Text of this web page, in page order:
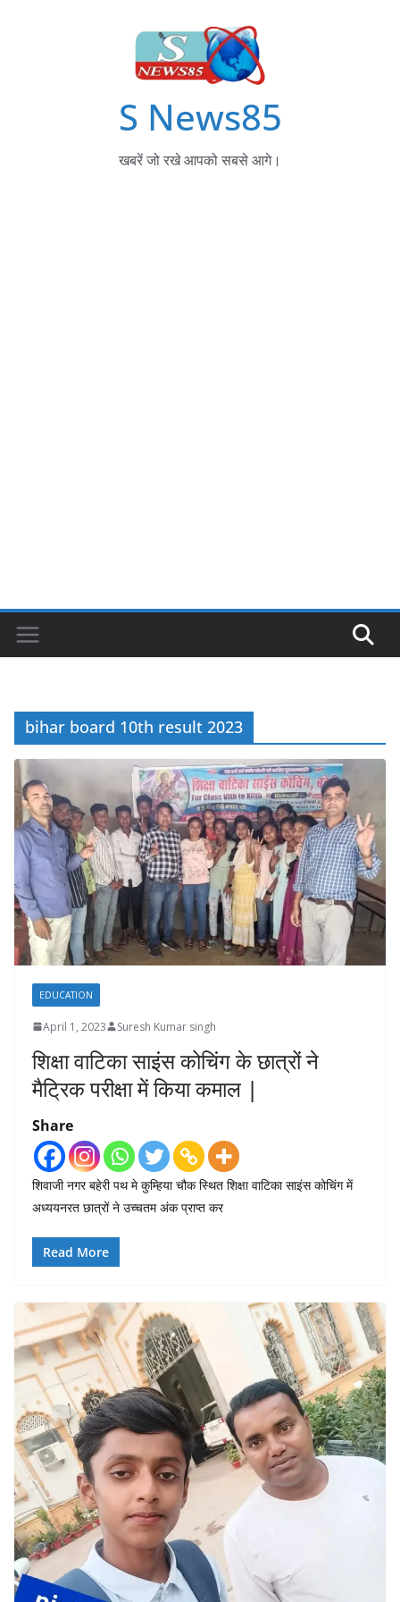
S News85
खबरें जो रखे आपको सबसे आगे।
bihar board 10th result 2023
EDUCATION
April 1, 2023 Suresh Kumar singh
शिक्षा वाटिका साइंस कोचिंग के छात्रों ने
मैट्रिक परीक्षा में किया कमाल |
Share
शिवाजी नगर बहेरी पथ मे कुम्हिया चौक स्थित शिक्षा वाटिका साइंस कोचिंग में
अध्ययनरत छात्रों ने उच्चतम अंक प्राप्त कर
Read More